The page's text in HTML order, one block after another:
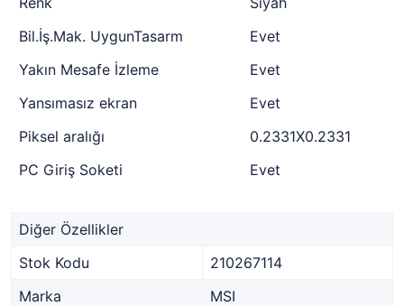
Bil.İş.Mak. UygunTasarm
Evet
Yakın Mesafe İzleme
Evet
Yansımasız ekran
Evet
Piksel aralığı
0.2331X0.2331
PC Giriş Soketi
Evet
Diğer Özellikler
Stok Kodu
210267114
Marka
MSI